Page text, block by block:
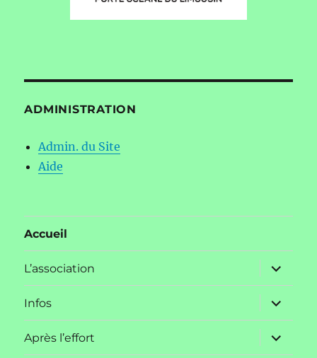
ADMINISTRATION
Admin. du Site
Aide
Accueil
L’association
ouvrir
le
sous-
menu
Infos
ouvrir
le
sous-
menu
Après l’effort
ouvrir
le